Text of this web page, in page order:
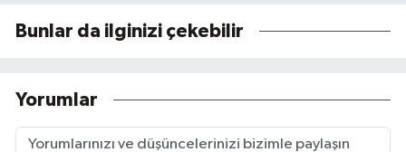
Bunlar da ilginizi çekebilir
Yorumlar